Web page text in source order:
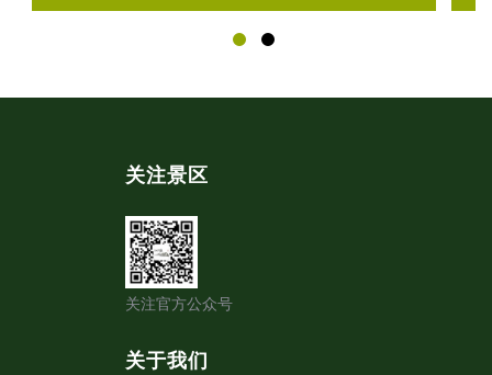
关注景区
关注官方公众号
关于我们